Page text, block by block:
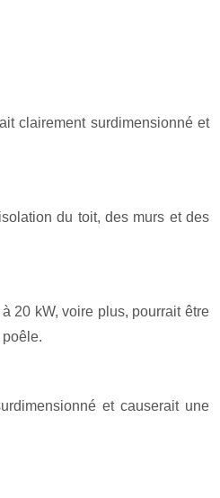
clairement surdimensionné et
du toit, des murs et des
20 kW, voire plus, pourrait être
et causerait une